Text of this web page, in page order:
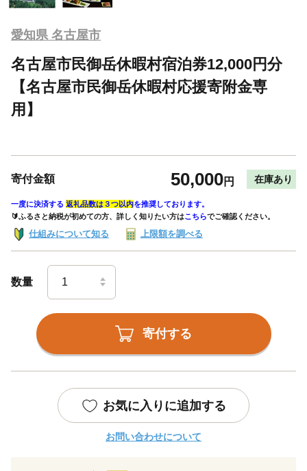
愛知県 名古屋市
名古屋市民御岳休暇村宿泊券12,000円分
【名古屋市民御岳休暇村応援寄附金専
用】
寄付金額 50,000円 在庫あり
一度に決済する 返礼品数は３つ以内を推奨しております。
🔰ふるさと納税が初めての方、詳しく知りたい方はこちらでご確認ください。
仕組みについて知る 上限額を調べる
数量
寄付する
お気に入りに追加する
お問い合わせについて